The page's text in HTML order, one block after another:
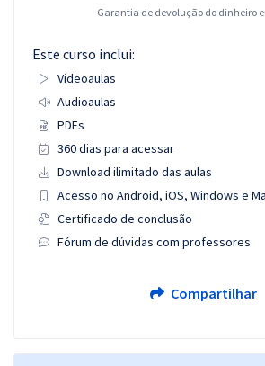
Garantia de devolução do dinheiro
Este curso inclui:
Videoaulas
Audioaulas
PDFs
360 dias para acessar
Download ilimitado das aulas
Acesso no Android, iOS, Windows e
Certificado de conclusão
Fórum de dúvidas com professores
Compartilhar